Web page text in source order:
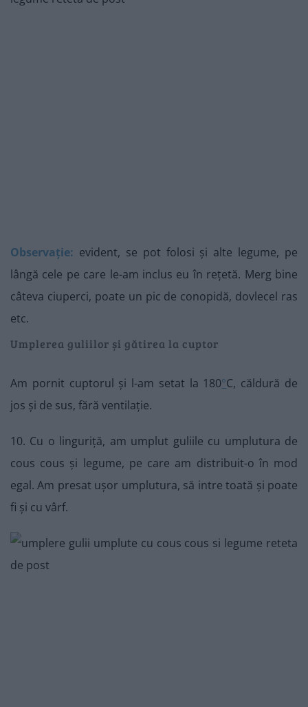
Observație: evident, se pot folosi și alte legume, pe
lângă cele pe care le-am inclus eu în rețetă. Merg bine
câteva ciuperci, poate un pic de conopidă, dovlecel ras
etc.
Umplerea guliilor și gătirea la cuptor
Am pornit cuptorul și l-am setat la 180°C, căldură de
jos și de sus, fără ventilație.
10. Cu o linguriță, am umplut guliile cu umplutura de
cous cous și legume, pe care am distribuit-o în mod
egal. Am presat ușor umplutura, să intre toată și poate
fi și cu vârf.